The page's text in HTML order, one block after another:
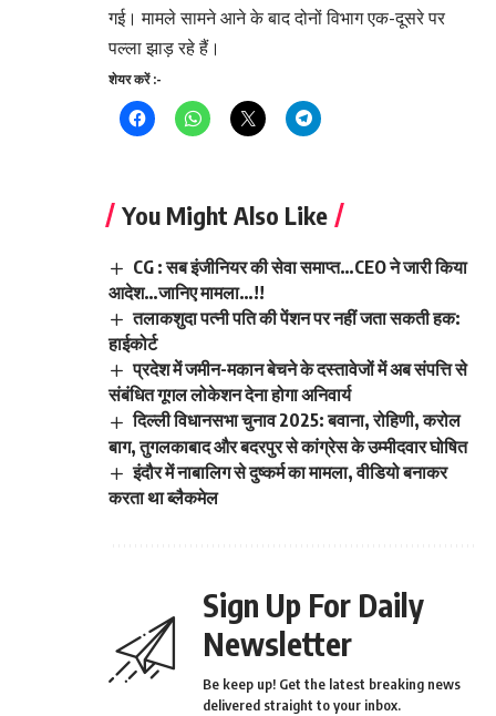
गई। मामले सामने आने के बाद दोनों विभाग एक-दूसरे पर
पल्ला झाड़ रहे हैं।
Continue
Reading
शेयर करें :-
You Might Also Like
CG : सब इंजीनियर की सेवा समाप्त…CEO ने जारी किया
आदेश…जानिए मामला…!!
तलाकशुदा पत्नी पति की पेंशन पर नहीं जता सकती हक:
हाईकोर्ट
प्रदेश में जमीन-मकान बेचने के दस्तावेजों में अब संपत्ति से
संबंधित गूगल लोकेशन देना होगा अनिवार्य
दिल्ली विधानसभा चुनाव 2025: बवाना, रोहिणी, करोल
बाग, तुगलकाबाद और बदरपुर से कांग्रेस के उम्मीदवार घोषित
इंदौर में नाबालिग से दुष्कर्म का मामला, वीडियो बनाकर
करता था ब्लैकमेल
Sign Up For Daily
Newsletter
Be keep up! Get the latest breaking news
delivered straight to your inbox.